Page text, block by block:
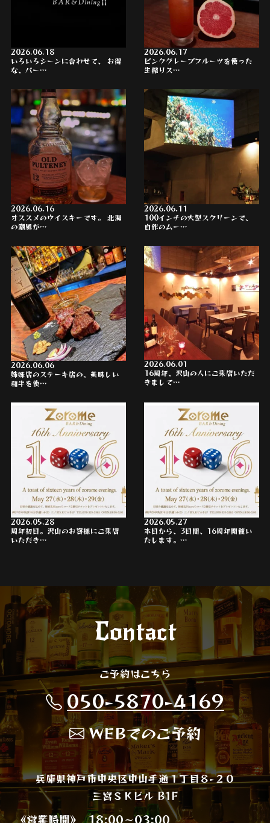
2026.06.18
いろいろシーンに合わせて、 お得
な、パー…
2026.06.17
ピンクグレープフルーツを使った
生搾りス…
2026.06.16
オススメのウイスキーです。 北海
の潮風が…
2026.06.11
100インチの大型スクリーンで、
自作のムー…
2026.06.06
姉妹店のステーキ店の、美味しい
和牛を使…
2026.06.01
16周年、沢山の人にご来店いただ
きまして…
2026.05.28
周年初日。沢山のお客様にご来店
いただき…
2026.05.27
本日から、3日間、16周年開催い
たします。…
Contact
ご予約はこちら
050-5870-4169
WEBでのご予約
兵庫県神戸市中央区中山手通１丁目８−２０
三宮ＳＫビル B1F
《営業時間》 18:00～03:00